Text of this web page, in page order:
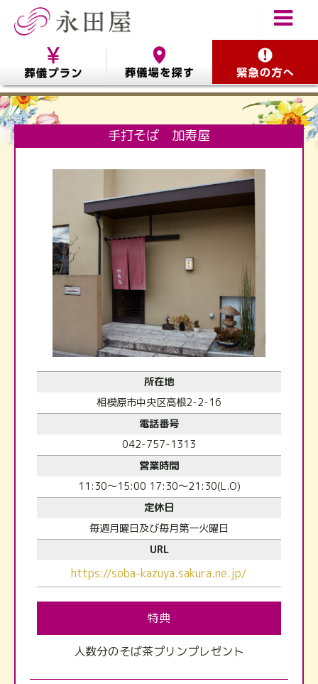
手打そば 加寿屋
所在地
相模原市中央区高根2-2-16
電話番号
042-757-1313
営業時間
11:30～15:00 17:30～21:30(L.O)
定休日
毎週月曜日及び毎月第一火曜日
URL
https://soba-kazuya.sakura.ne.jp/
特典
人数分のそば茶プリンプレゼント